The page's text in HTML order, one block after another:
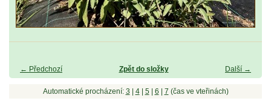
← Předchozí Další →
Zpět do složky
Automatické procházení: 3 4| 5| 6 7 (čas ve vteřinách)